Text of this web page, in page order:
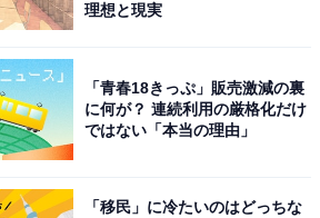
理想と現実
「青春18きっぷ」販売激減の裏
に何が？ 連続利用の厳格化だけ
ではない「本当の理由」
「移民」に冷たいのはどっちな